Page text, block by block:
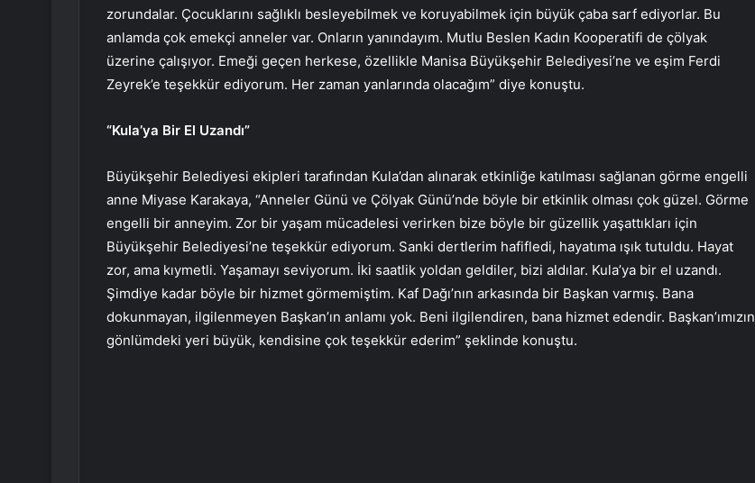
zorundalar. Çocuklarını sağlıklı besleyebilmek ve koruyabilmek için büyük çaba sarf ediyorlar. Bu
anlamda çok emekçi anneler var. Onların yanındayım. Mutlu Beslen Kadın Kooperatifi de çölyak
üzerine çalışıyor. Emeği geçen herkese, özellikle Manisa Büyükşehir Belediyesi’ne ve eşim Ferdi
Zeyrek’e teşekkür ediyorum. Her zaman yanlarında olacağım” diye konuştu.
“Kula’ya Bir El Uzandı”
Büyükşehir Belediyesi ekipleri tarafından Kula’dan alınarak etkinliğe katılması sağlanan görme engelli
anne Miyase Karakaya, “Anneler Günü ve Çölyak Günü’nde böyle bir etkinlik olması çok güzel. Görme
engelli bir anneyim. Zor bir yaşam mücadelesi verirken bize böyle bir güzellik yaşattıkları için
Büyükşehir Belediyesi’ne teşekkür ediyorum. Sanki dertlerim hafifledi, hayatıma ışık tutuldu. Hayat
zor, ama kıymetli. Yaşamayı seviyorum. İki saatlik yoldan geldiler, bizi aldılar. Kula’ya bir el uzandı.
Şimdiye kadar böyle bir hizmet görmemiştim. Kaf Dağı’nın arkasında bir Başkan varmış. Bana
dokunmayan, ilgilenmeyen Başkan’ın anlamı yok. Beni ilgilendiren, bana hizmet edendir. Başkan’ımızın
gönlümdeki yeri büyük, kendisine çok teşekkür ederim” şeklinde konuştu.